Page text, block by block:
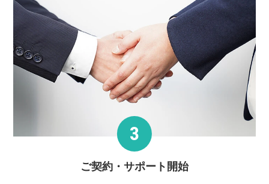
ご契約・サポート 開始